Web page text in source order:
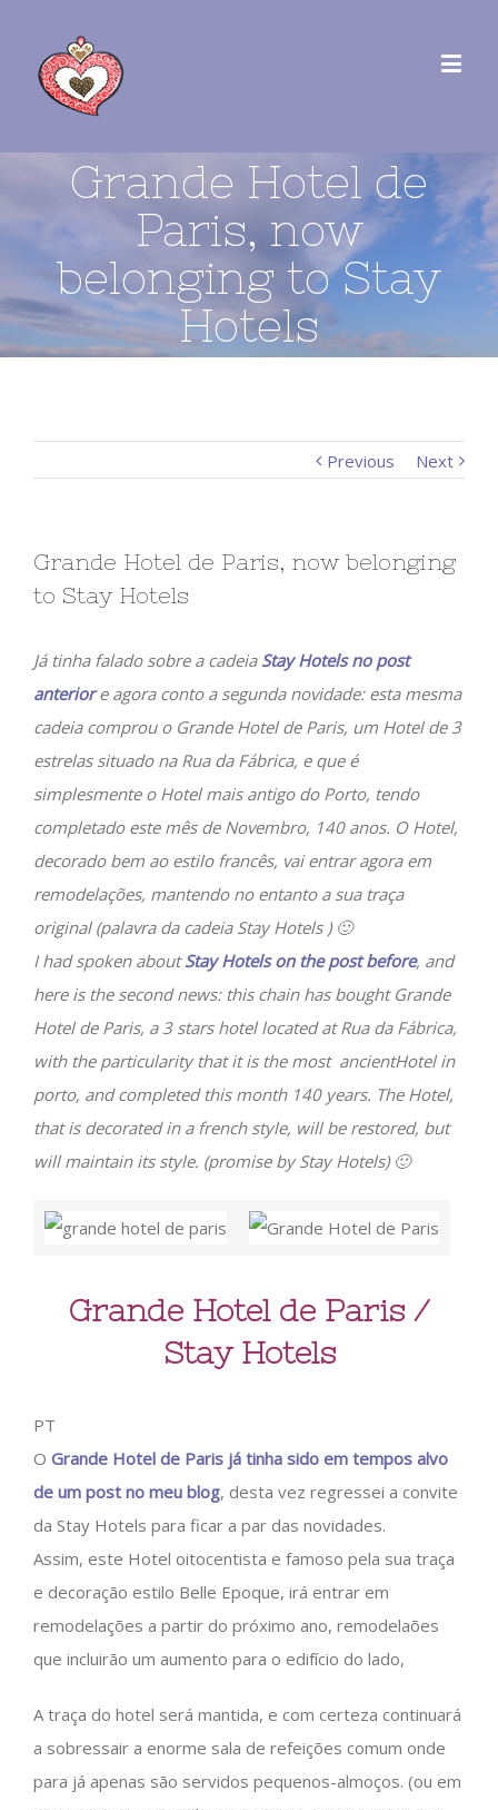
Grande Hotel de
Paris, now
belonging to Stay
Hotels
Previous Next
Grande Hotel de Paris, now belonging
to Stay Hotels
Já tinha falado sobre a cadeia Stay Hotels no post
anteriore agora conto a segunda novidade: esta mesma
cadeia comprou o Grande Hotel de Paris, um Hotel de 3
estrelas situado na Rua da Fábrica, e que é
simplesmente o Hotel mais antigo do Porto, tendo
completado este mês de Novembro, 140 anos. O Hotel,
decorado bem ao estilo francês, vai entrar agora em
remodelações, mantendo no entanto a sua traça
original (palavra da cadeia Stay Hotels ) 🙂
I had spoken aboutStay Hotels on the post before, and
here is the second news: this chain has bought Grande
Hotel de Paris, a 3 stars hotel located at Rua da Fábrica,
with the particularity that it is the most ancientHotel in
porto, and completed this month 140 years. The Hotel,
that is decorated in a french style, will be restored, but
will maintain its style. (promise by Stay Hotels) 🙂
Grande Hotel de Paris /
Stay Hotels
PT
O Grande Hotel de Paris já tinha sido em tempos alvo
de um post no meu blog, desta vez regressei a convite
da Stay Hotels para ficar a par das novidades.
Assim, este Hotel oitocentista e famoso pela sua traça
e decoração estilo Belle Epoque, irá entrar em
remodelações a partir do próximo ano, remodelaões
que incluirão um aumento para o edifício do lado,
A traça do hotel será mantida, e com certeza continuará
a sobressair a enorme sala de refeições comum onde
para já apenas são servidos pequenos-almoços. (ou em